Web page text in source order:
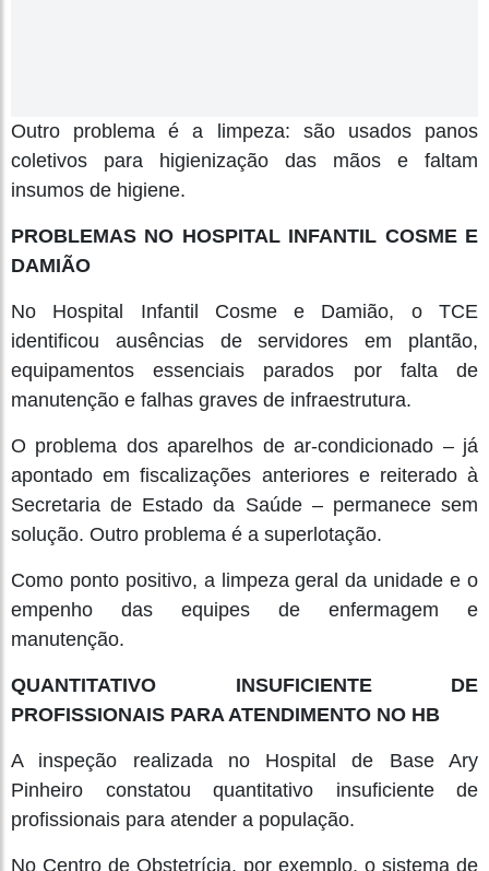
Outro problema é a limpeza: são usados panos
coletivos para higienização das mãos e faltam
insumos de higiene.
PROBLEMAS NO HOSPITAL INFANTIL COSME E
DAMIÃO
No Hospital Infantil Cosme e Damião, o TCE
identificou ausências de servidores em plantão,
equipamentos essenciais parados por falta de
manutenção e falhas graves de infraestrutura.
O problema dos aparelhos de ar-condicionado – já
apontado em fiscalizações anteriores e reiterado à
Secretaria de Estado da Saúde – permanece sem
solução. Outro problema é a superlotação.
Como ponto positivo, a limpeza geral da unidade e o
empenho das equipes de enfermagem e
manutenção.
QUANTITATIVO INSUFICIENTE DE
PROFISSIONAIS PARA ATENDIMENTO NO HB
A inspeção realizada no Hospital de Base Ary
Pinheiro constatou quantitativo insuficiente de
profissionais para atender a população.
No Centro de Obstetrícia, por exemplo, o sistema de